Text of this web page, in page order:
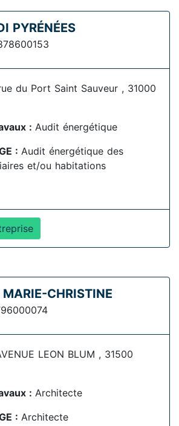
PYRÉNÉES
du Port Saint Sauveur , 31000
: Audit énergétique
: Audit énergétique des
et/ou habitations
CHRISTINE
LEON BLUM , 31500
: Architecte
: Architecte